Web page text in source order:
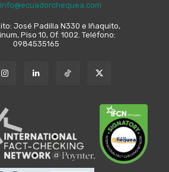
info@ecuadorchequea.com
José Padilla N330 e Iñaquito,
Piso 10, Of. 1002. Teléfono:
0984535165